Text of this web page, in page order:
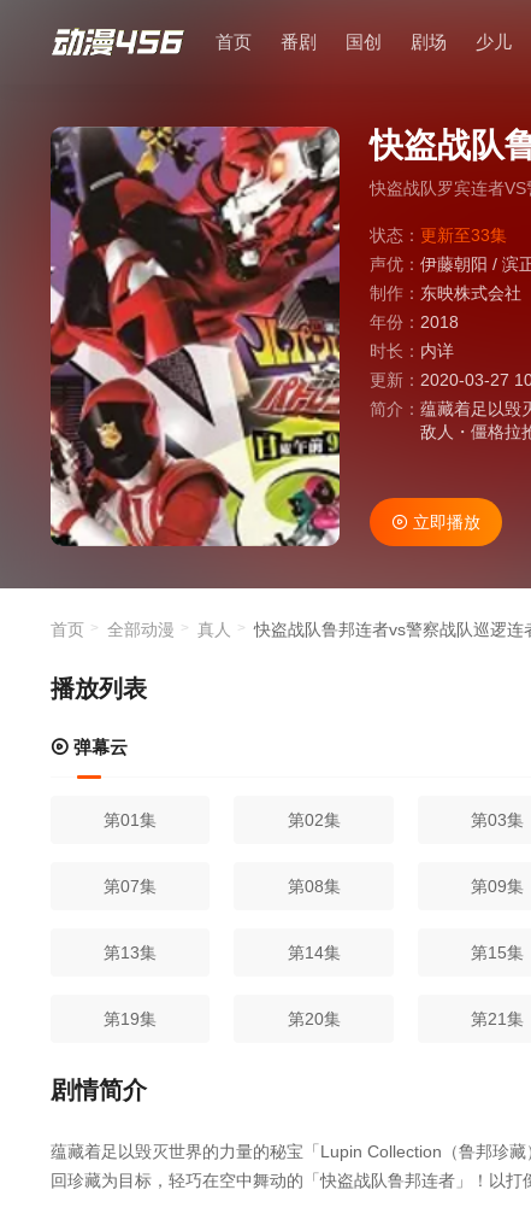
首页 番剧 国创 剧场 少儿
快盗战队
快盗战队罗宾连者
状态： 更新至33集
声优： 伊藤朝阳 / 滨
制作： 东映株式会社
年份： 2018
时长： 内详
更新： 2020-03-27
简介： 蕴藏着足以毁
敌人・僵格拉
立即播放
首页 全部动漫 真人 快盗战队鲁邦连者vs警察战队巡逻连
播放列表
弹幕云
第01集 第02集 第03集
第07集 第08集 第09集
第13集 第14集 第15集
第19集 第20集 第21集
第25集
第31集 第32集 第33集
剧情简介
蕴藏着足以毁灭世界的力量的秘宝「Lupin Collection（鲁邦珍
回珍藏为目标，轻巧在空中舞动的「快盗战队鲁邦连者」！以